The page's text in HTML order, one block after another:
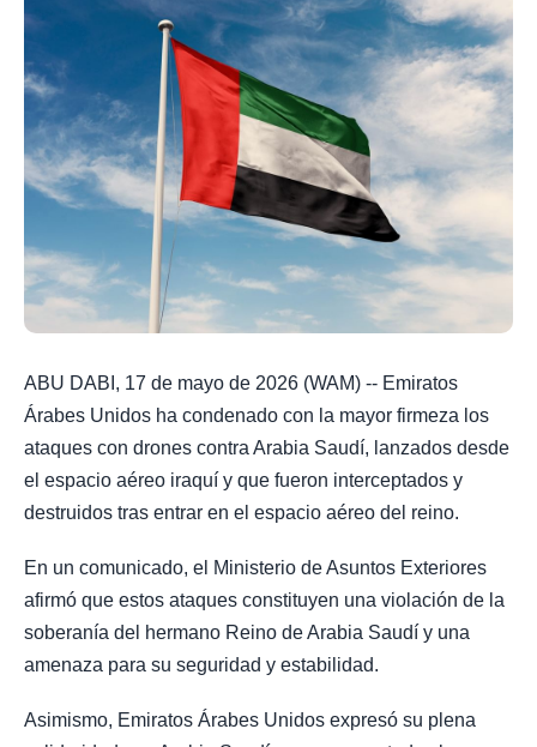
ABU DABI, 17 de mayo de 2026 (WAM) -- Emiratos
Árabes Unidos ha condenado con la mayor firmeza los
ataques con drones contra Arabia Saudí, lanzados desde
el espacio aéreo iraquí y que fueron interceptados y
destruidos tras entrar en el espacio aéreo del reino.
En un comunicado, el Ministerio de Asuntos Exteriores
afirmó que estos ataques constituyen una violación de la
soberanía del hermano Reino de Arabia Saudí y una
amenaza para su seguridad y estabilidad.
Asimismo, Emiratos Árabes Unidos expresó su plena